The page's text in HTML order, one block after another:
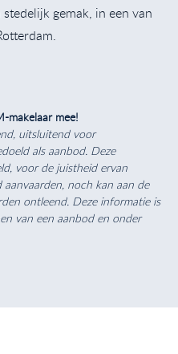
gemak, in een van
makelaar mee!
uitsluitend voor
als aanbod. Deze
voor de juistheid ervan
noch kan aan de
ontleend. Deze informatie is
van een aanbod en onder